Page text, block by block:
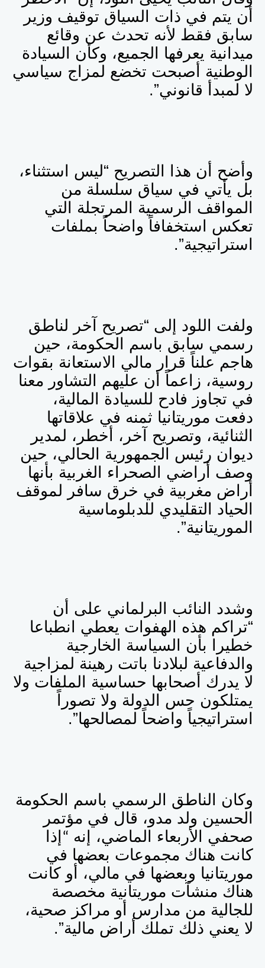
أن يتم في ذات السياق توقيف وزير
سابق فقط لأنه تحدث عن وقائع
ميدانية يعرفها الجميع، وكأن السيادة
الوطنية أصبحت تخضع لمزاج سياسي
لا لمبدأ قانوني”.
وأضح أن هذا التصريح “ليس استثناء،
بل يأتي في سياق سلسلة من
المواقف الرسمية المرتجلة التي
تعكس استخفافاً واضحاً بملفات
استراتيجية”.
ولفت اللود إلى “تصريح آخر لناطق
رسمي سابق باسم الحكومة، حين
هاجم علناً قرار مالي الاستعانة بقوات
روسية، زاعماً أن عليهم التشاور معنا
في تجاوز فادح للسيادة المالية،
دفعت موريتانيا ثمنه في علاقاتها
الثنائية، وتصريح آخر، أخطر، لمدير
ديوان رئيس الجمهورية الحالي، حين
وصف أراضي الصحراء الغربية بأنها
أراض مغربية في خرق سافر لموقف
الحياد التقليدي للدبلوماسية
الموريتانية”.
وشدد النائب البرلماني على أن
“تراكم هذه الهفوات يعطي انطباعا
خطيرا بأن السياسة الخارجية
والدفاعية لبلادنا باتت رهينة لمزاجية
لا يدرك أصحابها حساسية الملفات ولا
يمتلكون حس الدولة ولا تصوراً
استراتيجياً واضحاً لمصالحها”.
وكان الناطق الرسمي باسم الحكومة
الحسين ولد مدو، قال في مؤتمر
صحفي الأربعاء الماضي، إنه “ إذا
كانت هناك مجموعات بعضها في
موريتانيا وبعضها في مالي، أو كانت
هناك منشآت موريتانية مخصصة
للجالية من مدارس أو مراكز صحية،
لا يعني ذلك تملك أراض مالية”.